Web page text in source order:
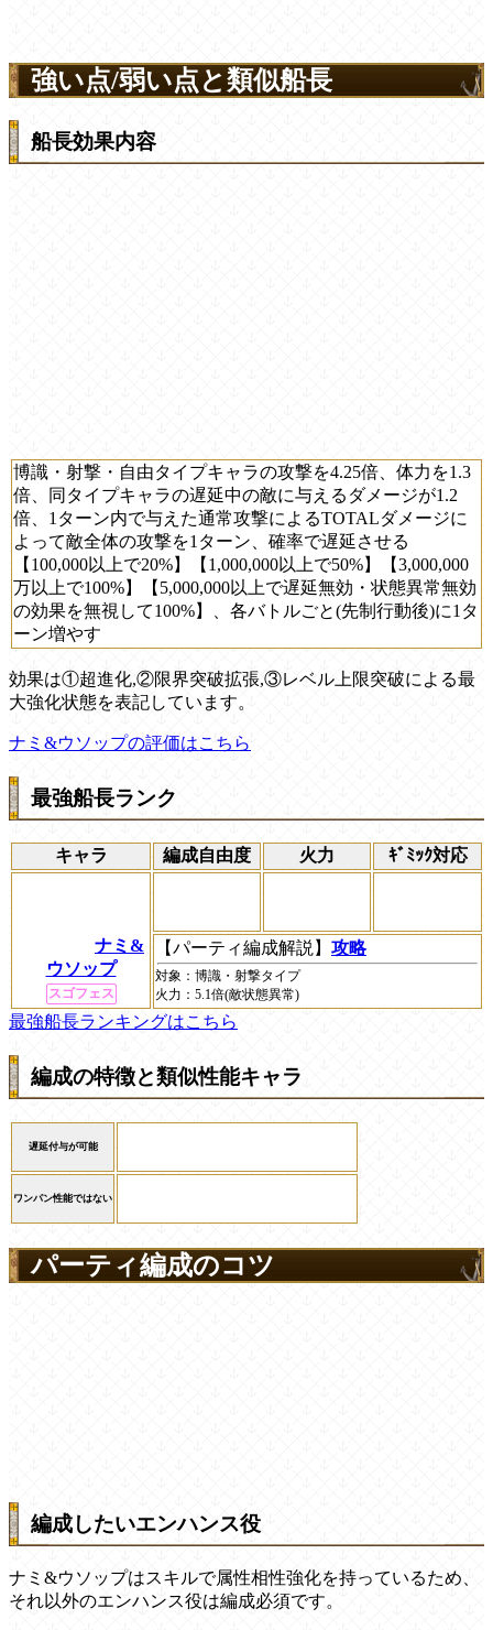
強い点/弱い点と類似船長
船長効果内容
博識・射撃・自由タイプキャラの攻撃を4.25倍、体力を1.3
倍、同タイプキャラの遅延中の敵に与えるダメージが1.2
倍、1ターン内で与えた通常攻撃によるTOTALダメージに
よって敵全体の攻撃を1ターン、確率で遅延させる
【100,000以上で20%】【1,000,000以上で50%】【3,000,000
万以上で100%】【5,000,000以上で遅延無効・状態異常無効
の効果を無視して100%】、各バトルごと(先制行動後)に1タ
ーン増やす
効果は①超進化,②限界突破拡張,③レベル上限突破による最
大強化状態を表記しています。
ナミ&ウソップの評価はこちら
最強船長ランク
キャラ 編成自由度 火力 ｷﾞﾐｯｸ対応
ナミ&
ウソップ
スゴフェス
【パーティ編成解説】 攻略
対象： 博識 ・ 射撃タイプ
火力： 5.1倍(敵状態異常)
最強船長ランキングはこちら
編成の特徴と類似性能キャラ
遅延付与が可能
ワンパン性能ではない
パーティ編成のコツ
編成したいエンハンス役
ナミ&ウソップはスキルで属性相性強化を持っているため、
それ以外のエンハンス役は編成必須です。